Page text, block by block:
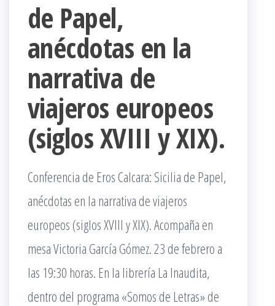
de Papel,
anécdotas en la
narrativa de
viajeros europeos
(siglos XVIII y XIX).
Conferencia de Eros Calcara: Sicilia de Papel,
anécdotas en la narrativa de viajeros
europeos (siglos XVIII y XIX). Acompaña en
mesa Victoria García Gómez. 23 de febrero a
las 19:30 horas. En la librería La Inaudita,
dentro del programa «Somos de Letras» de